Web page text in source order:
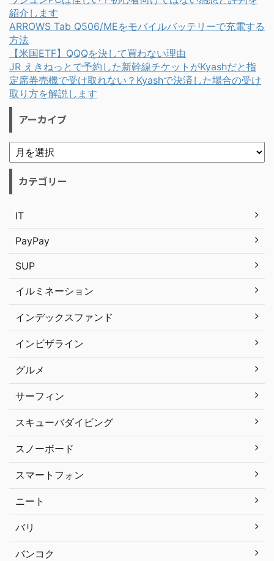
紹介します
ARROWS Tab Q506/MEをモバイルバッテリーで充電する
方法
【米国ETF】QQQを決して買わない理由
JR えきねっとで予約した新幹線チケットがKyashだと指
定席券売機で受け取れない？Kyashで決済した場合の受け
取り方を解説します
アーカイブ
カテゴリー
IT
PayPay
SUP
イルミネーション
インデックスファンド
インビザライン
グルメ
サーフィン
スキューバダイビング
スノーボード
スマートフォン
ニート
バリ
バンコク